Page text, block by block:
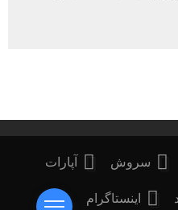
سروش آپارات
اینستاگرام